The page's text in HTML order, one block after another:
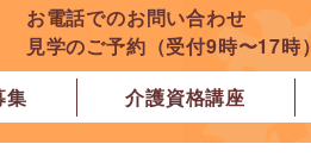
お電話でのお問い合わせ
見学のご予約（受付9時〜17時）
前レジデンス
ヶ丘
大路
美ヶ丘
センター青山
在宅支援相談センター
センター 白橿
コンフォート
西スクエア
括支援センター北エリア
集 介護資格講座